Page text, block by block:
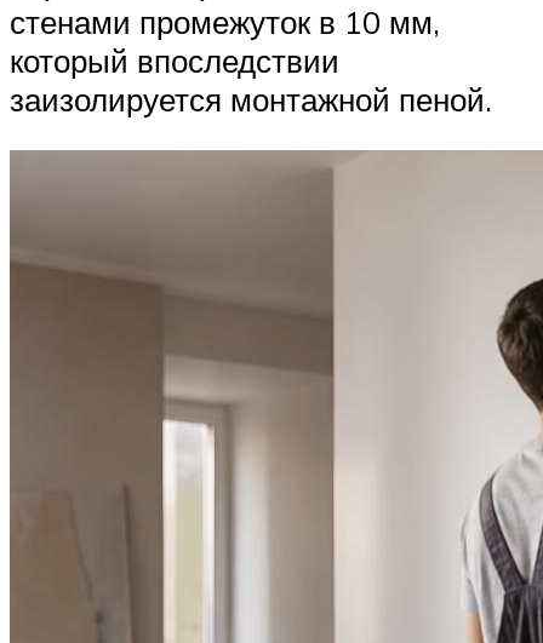
стенами промежуток в 10 мм,
который впоследствии
заизолируется монтажной пеной.